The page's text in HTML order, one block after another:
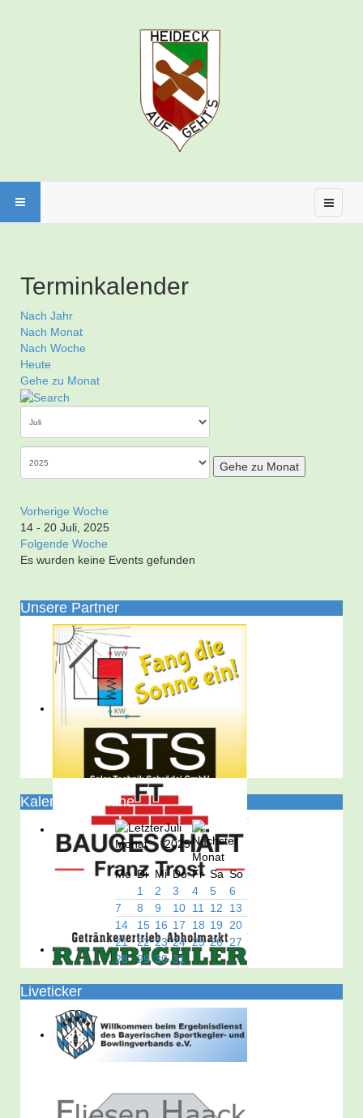
Terminkalender
Nach Jahr
Nach Monat
Nach Woche
Heute
Gehe zu Monat
Gehe zu Monat
Vorherige Woche
14 - 20 Juli, 2025
Folgende Woche
Es wurden keine Events gefunden
Unsere Partner
Kalender/Termine
Juli
2025
Mo Di Mi Do Fr Sa So
1
2 3 4 5
6
7
8 9 10 11 12
13
14
15 16 17 18 19 20
21
22 23 24 25 26 27
28
29 30 31
Liveticker